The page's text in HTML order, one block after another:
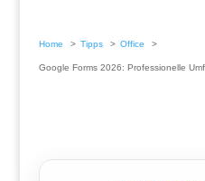
Home Tipps Office
Google Forms 2026: Professionelle